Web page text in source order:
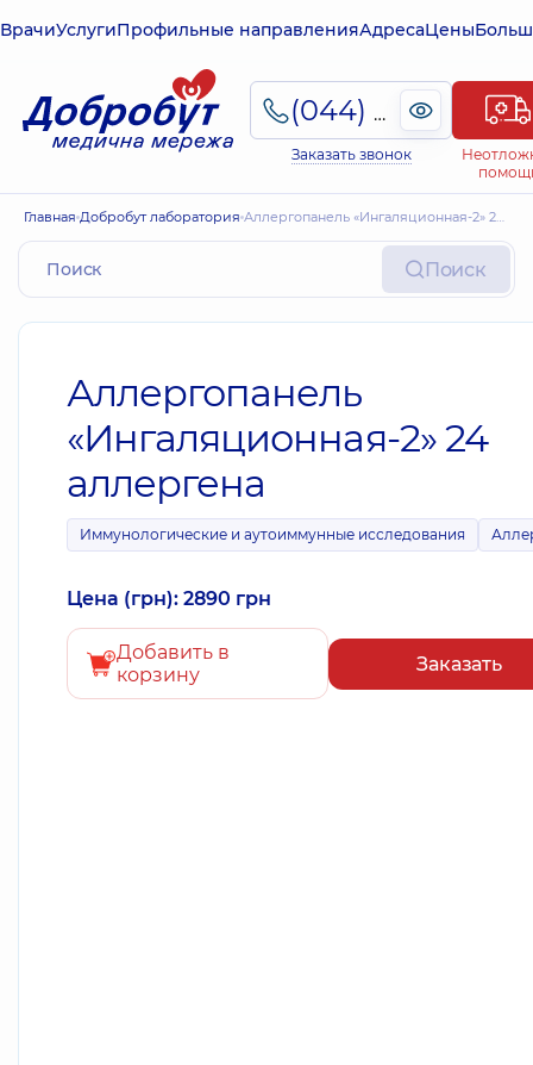
ВрачиУслугиПрофильные направленияАдресаЦены
(044) 495-2-888
Заказать звонок
Главная Добробут лаборатория Аллергопанель «Ингаляционная-2» 24 аллергена
Поиск
Аллергопанель
«Ингаляционная-2» 24
аллергена
Иммунологические и аутоиммунные исследования
Цена (грн): 2890 грн
Добавить в
корзину
Заказать